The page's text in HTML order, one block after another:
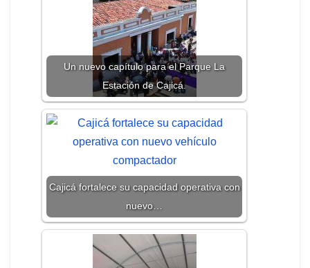
Un nuevo capítulo para el Parque La
Estación de Cajicá.
Cajicá fortalece su capacidad operativa con
nuevo…